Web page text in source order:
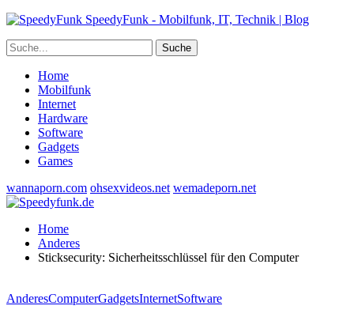
SpeedyFunk - Mobilfunk, IT, Technik | Blog
Home
Mobilfunk
Internet
Hardware
Software
Gadgets
Games
wannaporn.com ohsexvideos.net wemadeporn.net
Home
Anderes
Sticksecurity: Sicherheitsschlüssel für den Computer
AnderesComputerGadgetsInternetSoftware